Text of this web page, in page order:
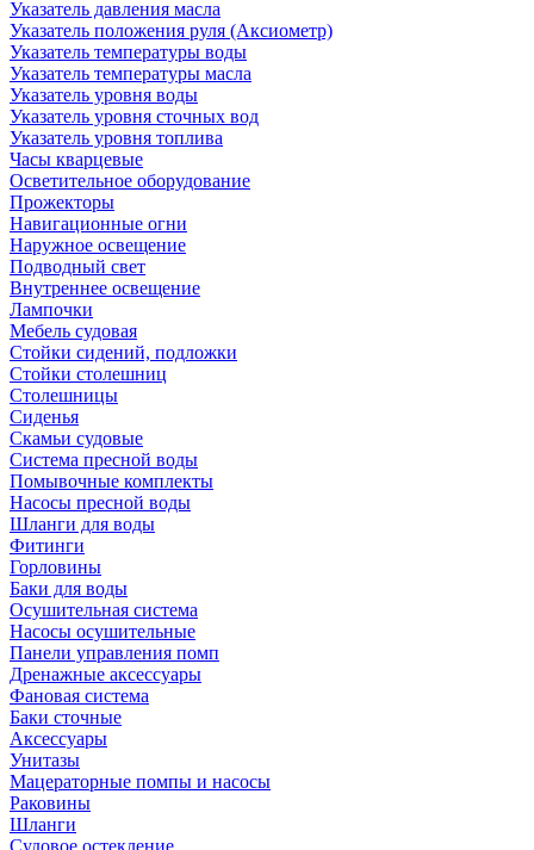
Указатель давления масла
Указатель положения руля (Аксиометр)
Указатель температуры воды
Указатель температуры масла
Указатель уровня воды
Указатель уровня сточных вод
Указатель уровня топлива
Часы кварцевые
Осветительное оборудование
Прожекторы
Навигационные огни
Наружное освещение
Подводный свет
Внутреннее освещение
Лампочки
Мебель судовая
Стойки сидений, подложки
Стойки столешниц
Столешницы
Сиденья
Скамьи судовые
Система пресной воды
Помывочные комплекты
Насосы пресной воды
Шланги для воды
Фитинги
Горловины
Баки для воды
Осушительная система
Насосы осушительные
Панели управления помп
Дренажные аксессуары
Фановая система
Баки сточные
Аксессуары
Унитазы
Мацераторные помпы и насосы
Раковины
Шланги
Судовое остекление